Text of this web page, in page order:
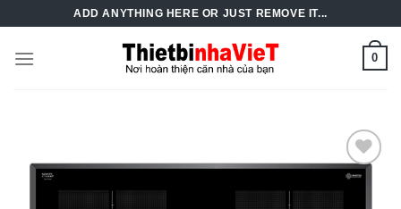
content
ADD ANYTHING HERE OR JUST REMOVE IT...
0
Add to